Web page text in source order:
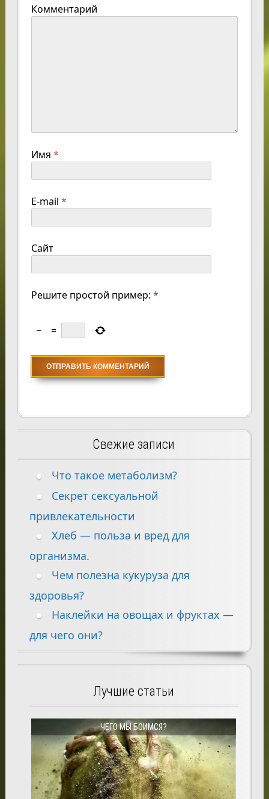
Комментарий
Имя *
E-mail *
Сайт
Решите простой пример: *
− =
Свежие записи
Что такое метаболизм?
Секрет сексуальной
привлекательности
Хлеб — польза и вред для
организма.
Чем полезна кукуруза для
здоровья?
Наклейки на овощах и фруктах —
для чего они?
Лучшие статьи
ЧЕГО МЫ БОИМСЯ?